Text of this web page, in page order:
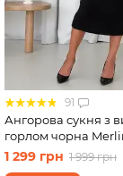
91
Ангорова сукня з
горлом чорна
700001741 розмір L-
1 299 грн 1 999 грн